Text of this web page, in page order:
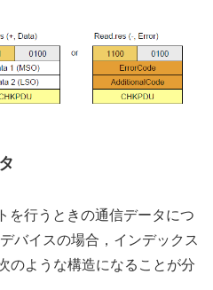
を行うときの通信データにつ
バイスの場合，インデックス
のような構造になることが分